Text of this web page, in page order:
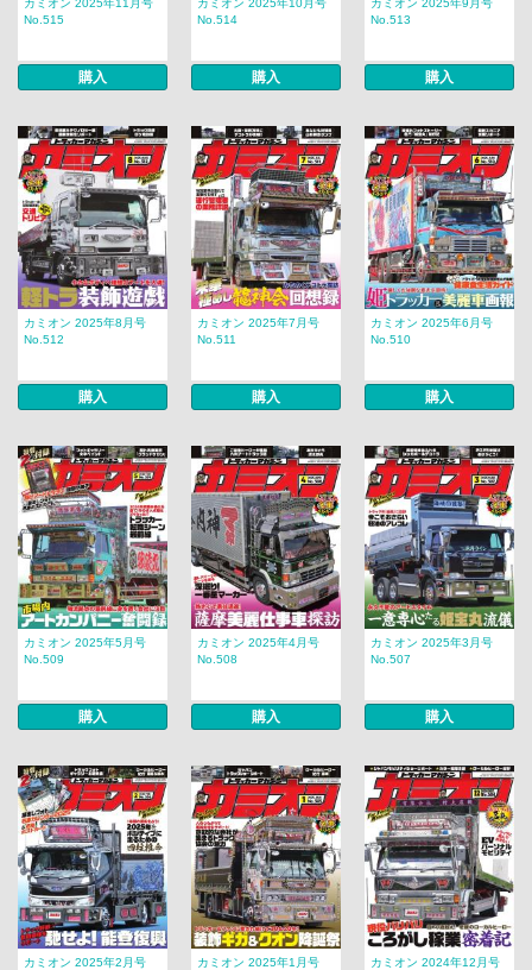
No.515
購入
No.514
購入
No.513
購入
カミオン 2025年8月号
No.512
購入
カミオン 2025年7月号
No.511
購入
カミオン 2025年6月号
No.510
購入
カミオン 2025年5月号
No.509
購入
カミオン 2025年4月号
No.508
購入
カミオン 2025年3月号
No.507
購入
カミオン 2025年2月号
カミオン 2025年1月号
カミオン 2024年12月号